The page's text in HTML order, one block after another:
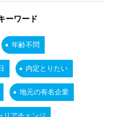
ーワード
年齢不問
内定とりたい
地元の有名企業